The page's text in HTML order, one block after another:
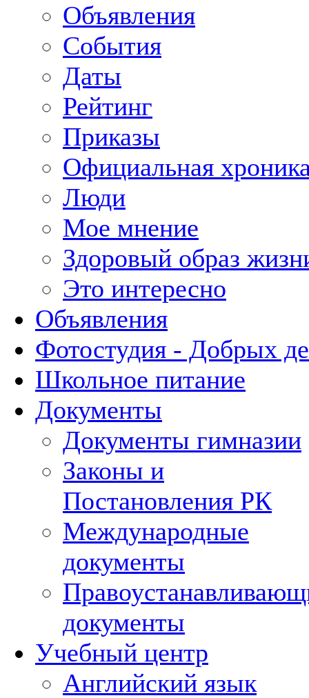
Объявления
События
Даты
Рейтинг
Приказы
Официальная
Люди
Мое мнение
Здоровый образ
Это интересно
Объявления
Фотостудия - Добрых
Школьное питание
Документы
Документы гимназии
Законы и
Постановления РК
Международные
документы
документы
Учебный центр
Английский язык